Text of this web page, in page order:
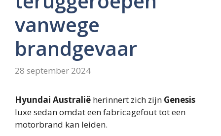
vanwege
brandgevaar
28 september 2024
Hyundai Australië herinnert zich zijn Genesis
luxe sedan omdat een fabricagefout tot een
motorbrand kan leiden.